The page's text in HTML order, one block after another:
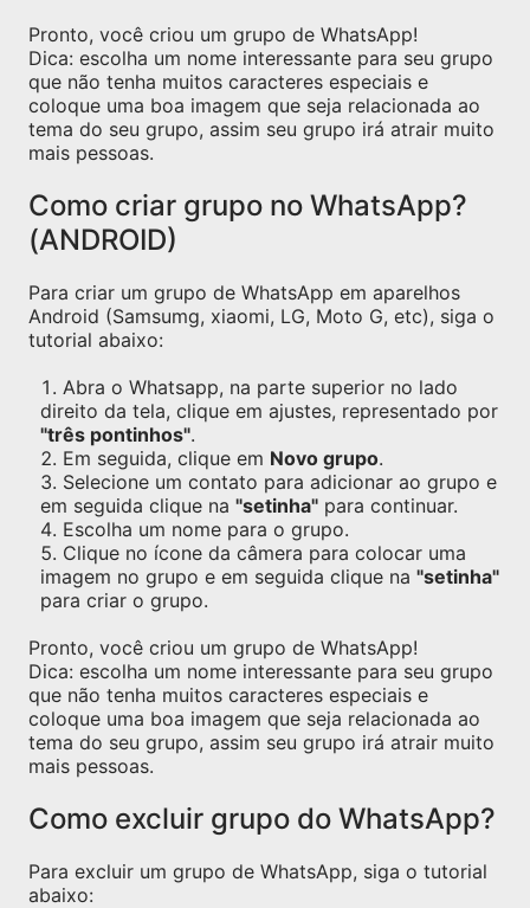
Pronto, você criou um grupo de WhatsApp!
Dica: escolha um nome interessante para seu grupo
que não tenha muitos caracteres especiais e
coloque uma boa imagem que seja relacionada ao
tema do seu grupo, assim seu grupo irá atrair muito
mais pessoas.
Como criar grupo no WhatsApp?
(ANDROID)
Para criar um grupo de WhatsApp em aparelhos
Android (Samsumg, xiaomi, LG, Moto G, etc), siga o
tutorial abaixo:
Abra o Whatsapp, na parte superior no lado
direito da tela, clique em ajustes, representado por
"três pontinhos".
Em seguida, clique em Novo grupo.
Selecione um contato para adicionar ao grupo e
em seguida clique na "setinha" para continuar.
Escolha um nome para o grupo.
Clique no ícone da câmera para colocar uma
imagem no grupo e em seguida clique na "setinha"
para criar o grupo.
Pronto, você criou um grupo de WhatsApp!
Dica: escolha um nome interessante para seu grupo
que não tenha muitos caracteres especiais e
coloque uma boa imagem que seja relacionada ao
tema do seu grupo, assim seu grupo irá atrair muito
mais pessoas.
Como excluir grupo do WhatsApp?
Para excluir um grupo de WhatsApp, siga o tutorial
abaixo: